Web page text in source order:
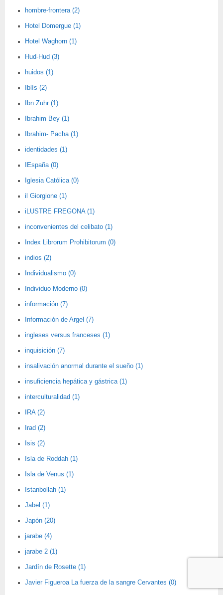
hombre-frontera (2)
Hotel Domergue (1)
Hotel Waghorn (1)
Hud-Hud (3)
huidos (1)
Iblís (2)
Ibn Zuhr (1)
Ibrahim Bey (1)
Ibrahim- Pacha (1)
identidades (1)
IEspaña (0)
Iglesia Católica (0)
il Giorgione (1)
iLUSTRE FREGONA (1)
inconvenientes del celibato (1)
Index Librorum Prohibitorum (0)
indios (2)
Individualismo (0)
Individuo Moderno (0)
información (7)
Información de Argel (7)
ingleses versus franceses (1)
inquisición (7)
insalivación anormal durante el sueño (1)
insuficiencia hepática y gástrica (1)
interculturalidad (1)
IRA (2)
Irad (2)
Isis (2)
Isla de Roddah (1)
Isla de Venus (1)
Istanbollah (1)
Jabel (1)
Japón (20)
jarabe (4)
jarabe 2 (1)
Jardín de Rosette (1)
Javier Figueroa La fuerza de la sangre Cervantes (0)